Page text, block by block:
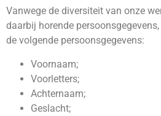
Vanwege de diversiteit van onze
daarbij horende
de volgende persoonsgegevens:
Voornaam;
Voorletters;
Achternaam;
Geslacht;